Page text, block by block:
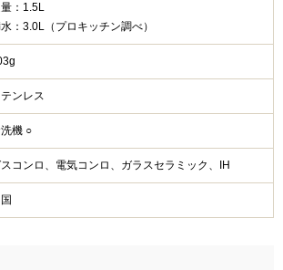
：1.5L
：3.0L（プロキッチン調べ）
ンレス
機 ○
コンロ、電気コンロ、ガラスセラミック、IH